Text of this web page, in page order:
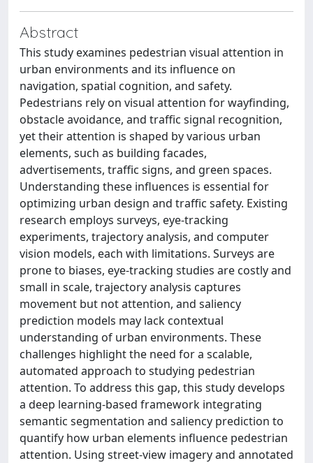
Abstract
This study examines pedestrian visual attention in
urban environments and its influence on
navigation, spatial cognition, and safety.
Pedestrians rely on visual attention for wayfinding,
obstacle avoidance, and traffic signal recognition,
yet their attention is shaped by various urban
elements, such as building facades,
advertisements, traffic signs, and green spaces.
Understanding these influences is essential for
optimizing urban design and traffic safety. Existing
research employs surveys, eye-tracking
experiments, trajectory analysis, and computer
vision models, each with limitations. Surveys are
prone to biases, eye-tracking studies are costly and
small in scale, trajectory analysis captures
movement but not attention, and saliency
prediction models may lack contextual
understanding of urban environments. These
challenges highlight the need for a scalable,
automated approach to studying pedestrian
attention. To address this gap, this study develops
a deep learning-based framework integrating
semantic segmentation and saliency prediction to
quantify how urban elements influence pedestrian
attention. Using street-view imagery and annotated